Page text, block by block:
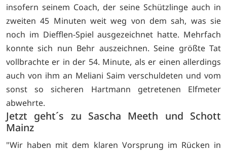
insofern seinem Coach, der seine Schützlinge auch in
zweiten 45 Minuten weit weg von dem sah, was sie
noch im Diefflen-Spiel ausgezeichnet hatte. Mehrfach
konnte sich nun Behr auszeichnen. Seine größte Tat
vollbrachte er in der 54. Minute, als er einen allerdings
auch von ihm an Meliani Saim verschuldeten und vom
sonst so sicheren Hartmann getretenen Elfmeter
abwehrte.
Jetzt geht´s zu Sascha Meeth und Schott
Mainz
"Wir haben mit dem klaren Vorsprung im Rücken in